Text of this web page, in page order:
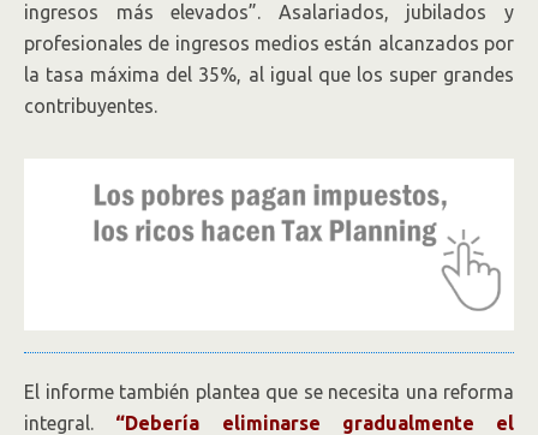
ingresos más elevados”. Asalariados, jubilados y
profesionales de ingresos medios están alcanzados por
la tasa máxima del 35%, al igual que los super grandes
contribuyentes.
El informe también plantea que se necesita una reforma
integral. “Debería eliminarse gradualmente el